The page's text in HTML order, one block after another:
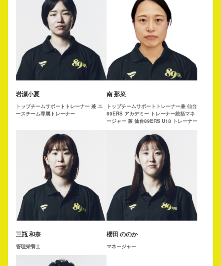
岩瀬小夏
トップチームサポートトレーナー 兼 ユ
ースチーム専属トレーナー
南 那菜
トップチームサポートトレーナー兼 仙台
89ERS アカデミー トレーナー統括マネ
ージャー 兼 仙台89ERS U18 トレーナー
三瓶 和奈
管理栄養士
櫻田 ののか
マネージャー